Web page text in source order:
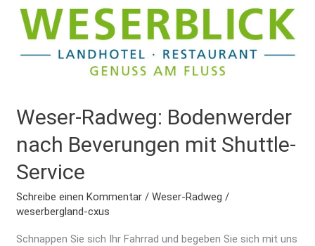
Weser-Radweg: Bodenwerder
nach Beverungen mit Shuttle-
Service
Schreibe einen Kommentar /Weser-Radweg /
weserbergland-cxus
Schnappen Sie sich Ihr Fahrrad und begeben Sie sich mit uns
Beverungen
mit